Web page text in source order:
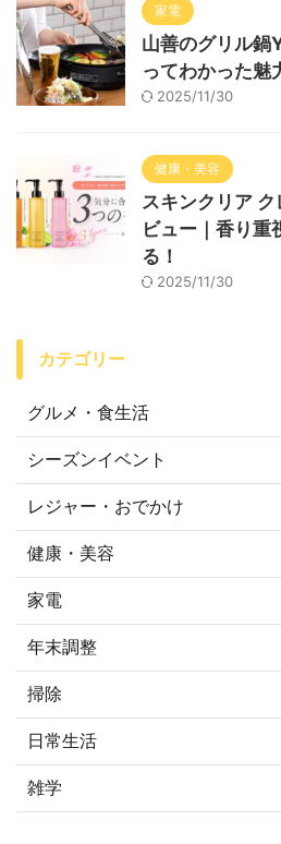
家電
山善のグリル
ってわかった魅
2025/11/30
健康・美容
スキンクリア
ビュー｜香り重
る！
2025/11/30
カテゴリー
グルメ・食生活
シーズンイベント
レジャー・おでかけ
健康・美容
家電
年末調整
掃除
日常生活
雑学